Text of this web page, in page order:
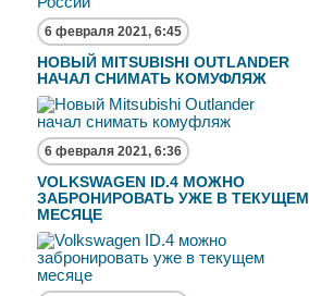
6 февраля 2021, 6:45
НОВЫЙ MITSUBISHI OUTLANDER
НАЧАЛ СНИМАТЬ КОМУФЛЯЖ
6 февраля 2021, 6:36
VOLKSWAGEN ID.4 МОЖНО
ЗАБРОНИРОВАТЬ УЖЕ В ТЕКУЩЕМ
МЕСЯЦЕ